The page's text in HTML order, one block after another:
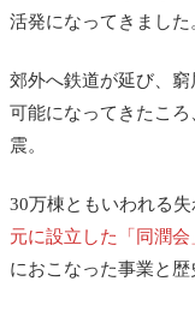
活発になってきました
郊外へ鉄道が延び、
可能になってきたこ
震。
30万棟ともいわれる失
元に設立した「同潤会
におこなった事業と歴